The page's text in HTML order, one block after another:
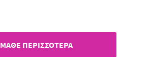
ΜΑΘΕ ΠΕΡΙΣΣΟΤΕΡΑ